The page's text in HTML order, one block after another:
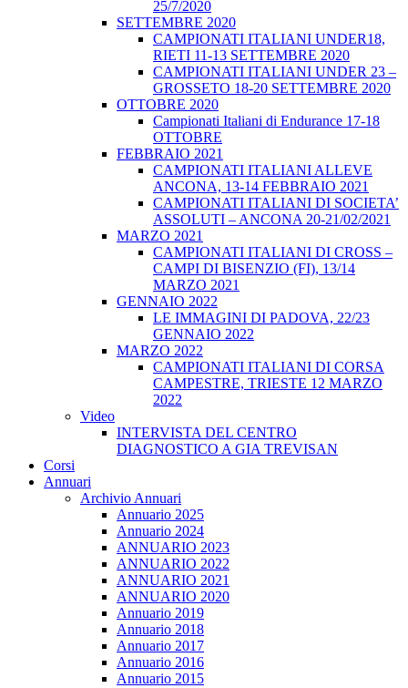
25/7/2020
SETTEMBRE 2020
CAMPIONATI ITALIANI UNDER18,
RIETI 11-13 SETTEMBRE 2020
CAMPIONATI ITALIANI UNDER 23 –
GROSSETO 18-20 SETTEMBRE 2020
OTTOBRE 2020
Campionati Italiani di Endurance 17-18
OTTOBRE
FEBBRAIO 2021
CAMPIONATI ITALIANI ALLEVE
ANCONA, 13-14 FEBBRAIO 2021
CAMPIONATI ITALIANI DI SOCIETA’
ASSOLUTI – ANCONA 20-21/02/2021
MARZO 2021
CAMPIONATI ITALIANI DI CROSS –
CAMPI DI BISENZIO (FI), 13/14
MARZO 2021
GENNAIO 2022
LE IMMAGINI DI PADOVA, 22/23
GENNAIO 2022
MARZO 2022
CAMPIONATI ITALIANI DI CORSA
CAMPESTRE, TRIESTE 12 MARZO
2022
Video
INTERVISTA DEL CENTRO
DIAGNOSTICO A GIA TREVISAN
Corsi
Annuari
Archivio Annuari
Annuario 2025
Annuario 2024
ANNUARIO 2023
ANNUARIO 2022
ANNUARIO 2021
ANNUARIO 2020
Annuario 2019
Annuario 2018
Annuario 2017
Annuario 2016
Annuario 2015